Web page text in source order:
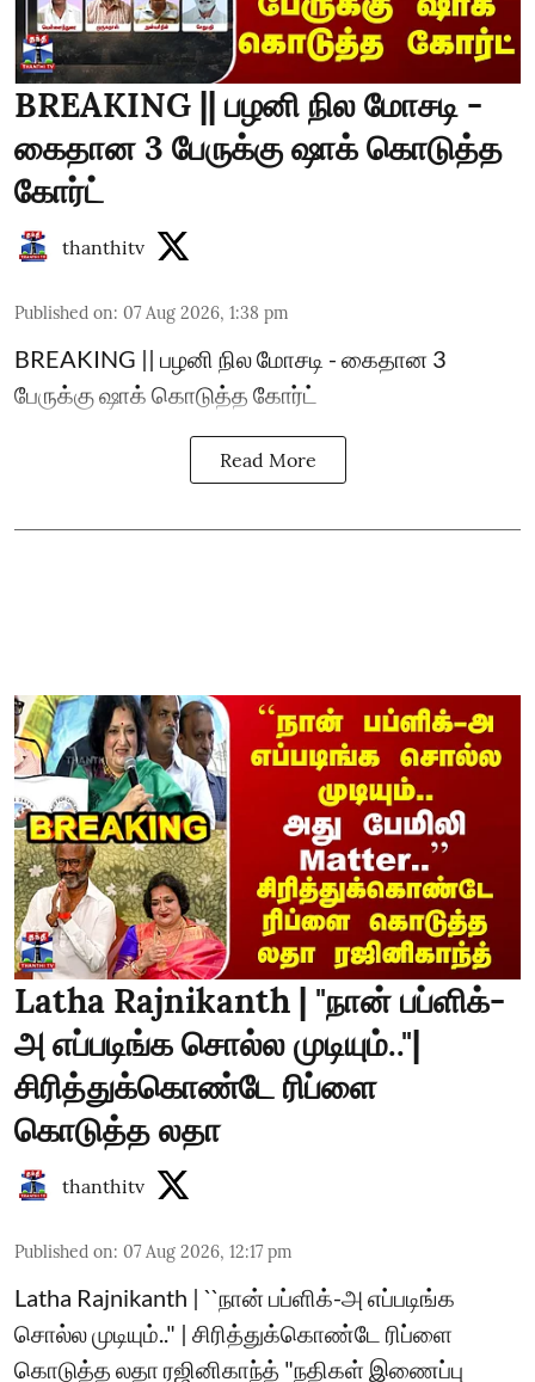
BREAKING || பழனி நில மோசடி -
கைதான 3 பேருக்கு ஷாக் கொடுத்த
கோர்ட்
thanthitv
Published on: 07 Aug 2026, 1:38 pm
BREAKING || பழனி நில மோசடி - கைதான 3
பேருக்கு ஷாக் கொடுத்த கோர்ட்
Read More
Latha Rajnikanth | "நான் பப்ளிக்-
அ எப்படிங்க சொல்ல முடியும்.."|
சிரித்துக்கொண்டே ரிப்ளை
கொடுத்த லதா
thanthitv
Published on: 07 Aug 2026, 12:17 pm
Latha Rajnikanth | ``நான் பப்ளிக்-அ எப்படிங்க
சொல்ல முடியும்.." | சிரித்துக்கொண்டே ரிப்ளை
கொடுத்த லதா ரஜினிகாந்த் "நதிகள் இணைப்பு